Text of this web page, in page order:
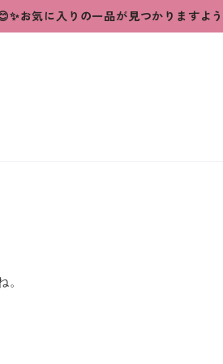
お気に入りの一品が見つかりますよ
。